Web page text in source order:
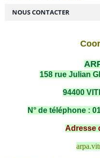
NOUS CONTACTER
158 rue Julian
94400
N° de téléphone :
Adresse